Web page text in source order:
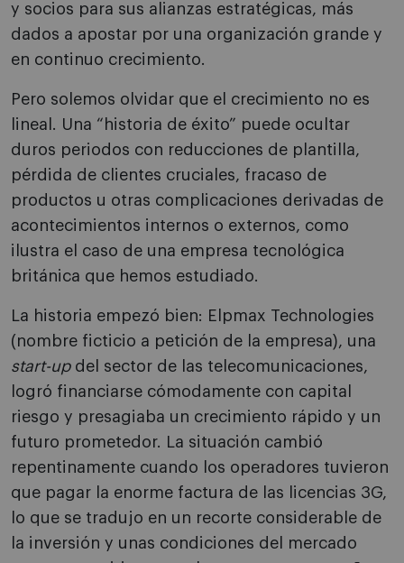
y socios para sus alianzas estratégicas, más
dados a apostar por una organización grande y
en continuo crecimiento.
Pero solemos olvidar que el crecimiento no es
lineal. Una “historia de éxito” puede ocultar
duros periodos con reducciones de plantilla,
pérdida de clientes cruciales, fracaso de
productos u otras complicaciones derivadas de
acontecimientos internos o externos, como
ilustra el caso de una empresa tecnológica
británica que hemos estudiado.
La historia empezó bien: Elpmax Technologies
(nombre ficticio a petición de la empresa), una
start-updel sector de las telecomunicaciones,
logró financiarse cómodamente con capital
riesgo y presagiaba un crecimiento rápido y un
futuro prometedor. La situación cambió
repentinamente cuando los operadores tuvieron
que pagar la enorme factura de las licencias 3G,
lo que se tradujo en un recorte considerable de
la inversión y unas condiciones del mercado